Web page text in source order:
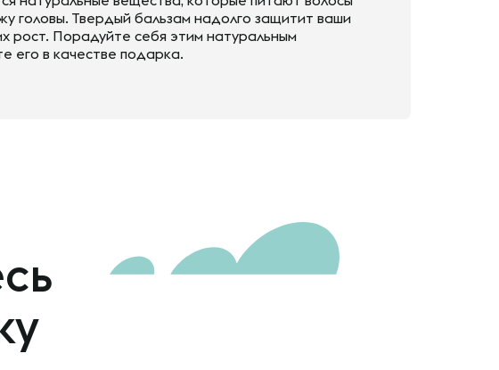
головы. Твердый бальзам надолго защитит ваши
рост. Порадуйте себя этим натуральным
его в качестве подарка.